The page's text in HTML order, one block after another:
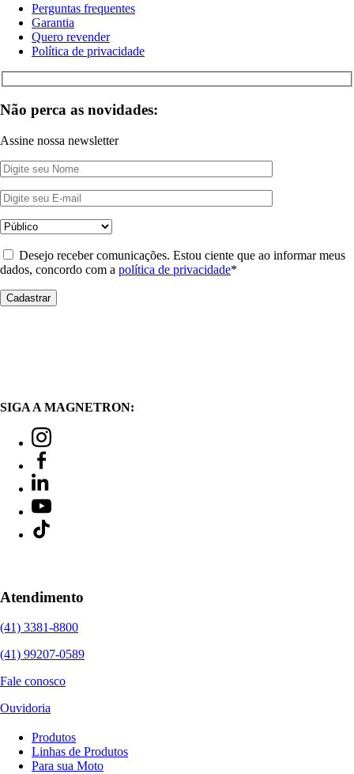
Perguntas frequentes
Garantia
Quero revender
Política de privacidade
Não perca as novidades:
Assine nossa newsletter
Desejo receber comunicações. Estou ciente que ao informar meus
dados, concordo com a política de privacidade*
SIGA A MAGNETRON:
Atendimento
(41) 3381-8800
(41) 99207-0589
Fale conosco
Ouvidoria
Produtos
Linhas de Produtos
Para sua Moto